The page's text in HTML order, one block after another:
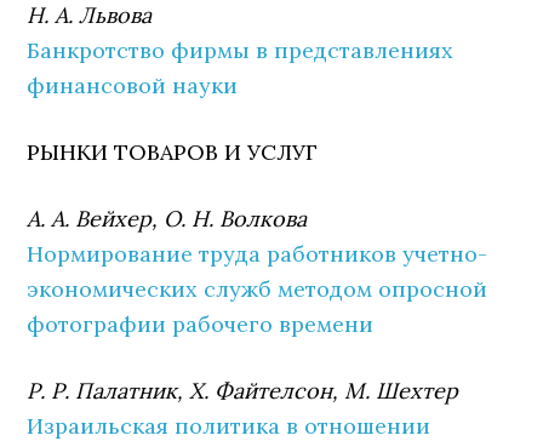
Н. А. Львова
Банкротство фирмы в представлениях
финансовой науки
РЫНКИ ТОВАРОВ И УСЛУГ
А. А. Вейхер, О. Н. Волкова
Нормирование труда работников учетно-
экономических служб методом опросной
фотографии рабочего времени
Р. Р. Палатник, Х. Файтелсон, М. Шехтер
Израильская политика в отношении